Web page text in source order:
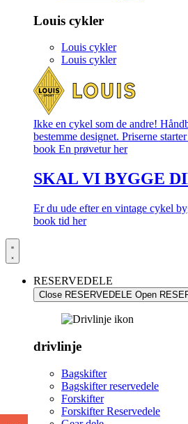
Louis cykler
Louis cykler
Louis cykler
Ikke en cykel som de andre!
bestemme designet. Priserne
book En prøvetur her
SKAL VI BYGGE
Er du ude efter en vintage cykel
book tid her
RESERVEDELE
Close RESERVEDELE Open
drivlinje
Bagskifter
Bagskifter reservedele
Forskifter
Forskifter Reservedele